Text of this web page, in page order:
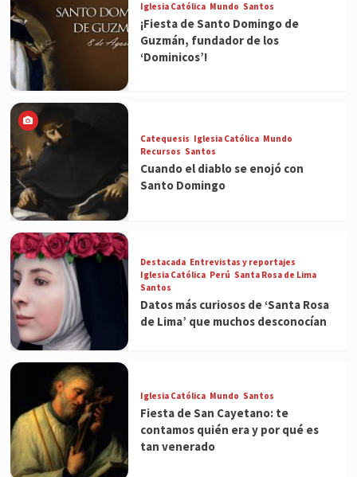
Iglesia Católica Mundo Santos
¡Fiesta de Santo Domingo de
Guzmán, fundador de los
‘Dominicos’!
Catequesis Iglesia Católica Mundo
Recursos Santos
Cuando el diablo se enojó con
Santo Domingo
Destacada Entrevistas y reportajes
Iglesia Católica Perú Santa Rosa de Lima
Santos
Datos más curiosos de ‘Santa Rosa
de Lima’ que muchos desconocían
Iglesia Católica Mundo Santos
Fiesta de San Cayetano: te
contamos quién era y por qué es
tan venerado